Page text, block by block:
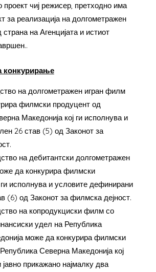
проект чиј режисер, претходно има
за реализација на долгометражен
на Агенцијата и истиот
конкурирање
на долгометражен игран филм
филмски продуцент од
Македонија кој ги исполнува и
26 став (5) од Законот за
на дебитантски долгометражен
да конкурира филмски
ги исполнува и условите дефинирани
(6) од Законот за филмска дејност.
на копродукциски филм со
удел на Република
може да конкурира филмски
Северна Македонија кој
прикажано најмалку два